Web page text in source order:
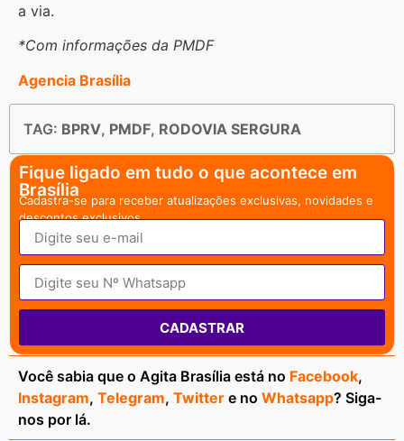
a via.
*Com informações da PMDF
Agencia Brasília
TAG: BPRV, PMDF, RODOVIA SERGURA
Fique ligado em tudo o que acontece em
Brasília
Cadastra-se para receber atualizações exclusivas, novidades e
descontos exclusivos.
CADASTRAR
Você sabia que o Agita Brasília está no Facebook,
Instagram, Telegram, Twitter e no Whatsapp? Siga-
nos por lá.